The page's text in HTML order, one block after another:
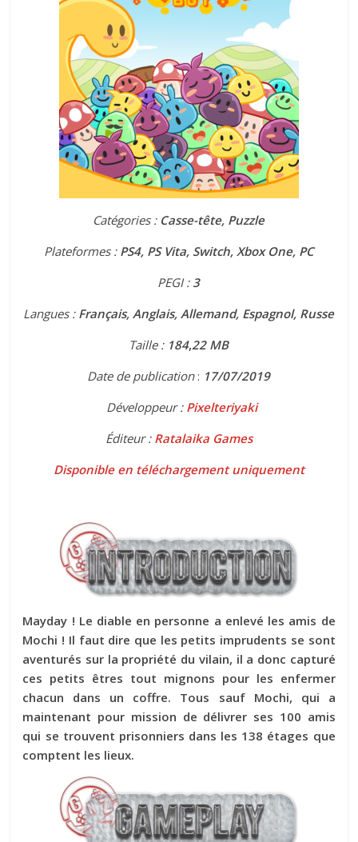
Catégories : Casse-tête, Puzzle
Plateformes : PS4, PS Vita, Switch, Xbox One, PC
PEGI : 3
Langues : Français, Anglais, Allemand, Espagnol, Russe
Taille : 184,22 MB
Date de publication: 17/07/2019
Développeur : Pixelteriyaki
Éditeur : Ratalaika Games
Disponible en téléchargement uniquement
Mayday ! Le diable en personne a enlevé les amis de
Mochi ! Il faut dire que les petits imprudents se sont
aventurés sur la propriété du vilain, il a donc capturé
ces petits êtres tout mignons pour les enfermer
chacun dans un coffre. Tous sauf Mochi, qui a
maintenant pour mission de délivrer ses 100 amis
qui se trouvent prisonniers dans les 138 étages que
comptent les lieux.